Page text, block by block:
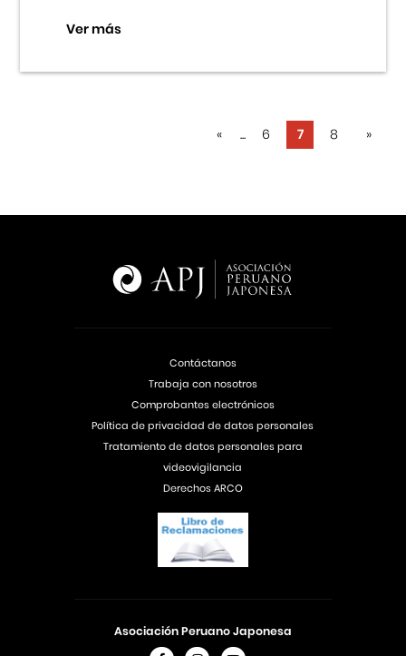
Ver más
« ... 6 7 8 »
Asociación Peruano Japonesa
Contáctanos
Trabaja con nosotros
Comprobantes electrónicos
Política de privacidad de datos personales
Tratamiento de datos personales para
videovigilancia
Derechos ARCO